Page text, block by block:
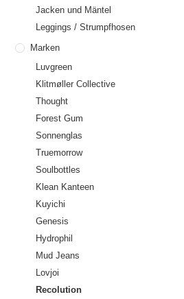
Jacken und Mäntel
Leggings / Strumpfhosen
Marken
Luvgreen
Klitmøller Collective
Thought
Forest Gum
Sonnenglas
Truemorrow
Soulbottles
Klean Kanteen
Kuyichi
Genesis
Hydrophil
Mud Jeans
Lovjoi
Recolution